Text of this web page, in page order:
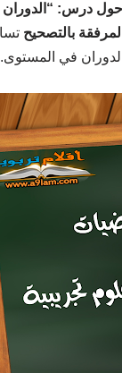
حول درس:
المرفقة بالتصحيح
في المستوى.